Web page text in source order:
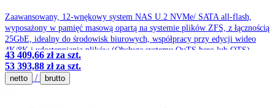
Zaawansowany, 12-wnękowy system NAS U.2 NVMe/ SATA all-flash,
wyposażony w pamięć masową opartą na systemie plików ZFS, z łącznością
25GbE, idealny do środowisk biurowych, współpracy przy edycji wideo
4K/8K i udostępniania plików (Obsługa systemu QuTS hero lub QTS).
43 409,66 złza szt.
53 393,88 złza szt.
netto / brutto